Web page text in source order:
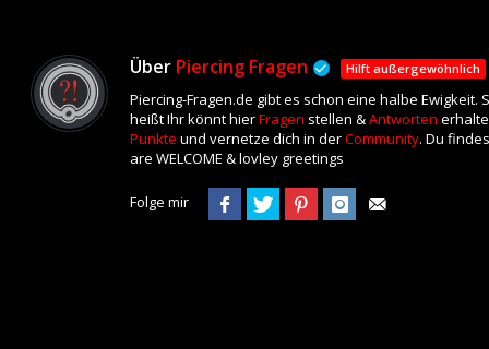
Über Piercing Fragen Hilft außergewöhnlich
Piercing-Fragen.de gibt es schon eine halbe
heißt Ihr könnt hierFragen stellen &Antworten
Punkte und vernetze dich in derCommunity. Du
are WELCOME & lovley greetings
Folge mir